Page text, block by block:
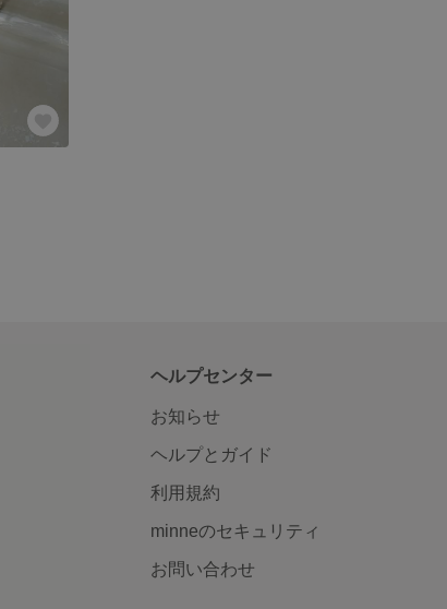
ヘルプセンター
お知らせ
ヘルプとガイド
利用規約
minneのセキュリティ
お問い合わせ